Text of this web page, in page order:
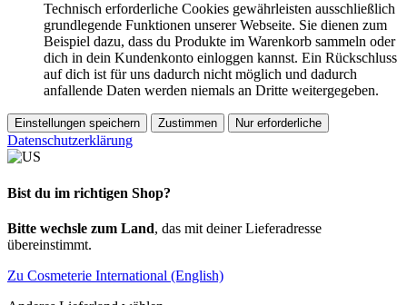
Technisch erforderliche Cookies gewährleisten ausschließlich
grundlegende Funktionen unserer Webseite. Sie dienen zum
Beispiel dazu, dass du Produkte im Warenkorb sammeln oder
dich in dein Kundenkonto einloggen kannst. Ein Rückschluss
auf dich ist für uns dadurch nicht möglich und dadurch
anfallende Daten werden niemals an Dritte weitergegeben.
Einstellungen speichern Zustimmen Nur erforderliche
Datenschutzerklärung
Bist du im richtigen Shop?
Bitte wechsle zum Land, das mit deiner Lieferadresse
übereinstimmt.
Zu Cosmeterie International (English)